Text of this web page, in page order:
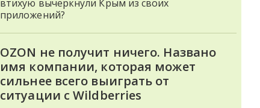
втихую вычеркнули Крым из своих
приложений?
OZON не получит ничего. Названо
имя компании, которая может
сильнее всего выиграть от
ситуации с Wildberries